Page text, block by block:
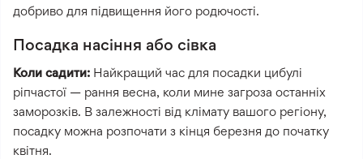
добриво для підвищення його родючості.
Посадка насіння або сівка
Коли садити: Найкращий час для посадки цибулі
ріпчастої — рання весна, коли мине загроза останніх
заморозків. В залежності від клімату вашого регіону,
посадку можна розпочати з кінця березня до початку
квітня.